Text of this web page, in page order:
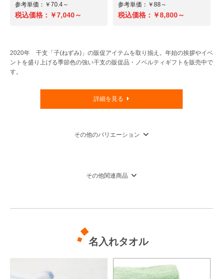
[TSデザイン] 防水防寒ライトウォーム
カラー ：チャコールグレー〜ワイン
付き&大容量。中綿入りで保温性も抜群
ー
注文番号：103541403 ～ 103541709
された表地は雨風に強く、さらにリップ
とどめます。裏地は熱を逃がさないアル
参考単価：￥70.4～
税込価格： ￥7,040～
参考単価：￥88～
税込価格： ￥8,800～
2020年 干支「子(ねずみ)」の販促アイテムを取り揃え。年始の挨拶やイベ
ントを盛り上げる季節色の強い干支の販促品・ノベルティギフトを販売中で
す。
詳細を見る
その他のバリエーション
[林製紙] 干支(子)賀正2ロールセット [イトマン] 干支1ロール27.5mダブル
その他関連商品
名入れタオル